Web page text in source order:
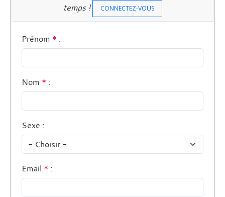
temps !
CONNECTEZ-VOUS
Prénom * :
Nom * :
Sexe :
Email * :